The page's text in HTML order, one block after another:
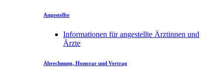
Angestellte
Informationen für angestellte Ärztinnen und
Ärzte
Abrechnung, Honorar und Vertrag